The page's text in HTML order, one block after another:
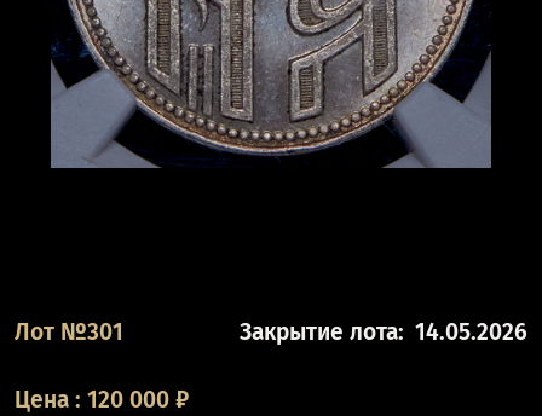
Лот №301 Закрытие лота: 14.05.2026
Цена : 120 000 ₽